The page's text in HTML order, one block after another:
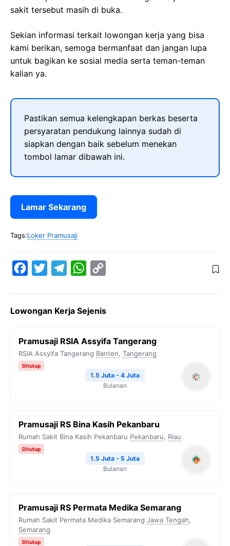
sakit tersebut masih di buka.
Sekian informasi terkait lowongan kerja yang bisa
kami berikan, semoga bermanfaat dan jangan lupa
untuk bagikan ke sosial media serta teman-teman
kalian ya.
Pastikan semua kelengkapan berkas beserta
persyaratan pendukung lainnya sudah di
siapkan dengan baik sebelum menekan
tombol lamar dibawah ini.
Lamar Sekarang
Tags:Loker Pramusaji
e
o
o
t
e
r
e
r
W
t
A
p
p
y
i
n
k
Lowongan Kerja Sejenis
Pramusaji RSIA Assyifa Tangerang
RSIA Assyifa Tangerang Banten, Tangerang
Ditutup
1.5 Juta - 4 Juta
Bulanan
Pramusaji RS Bina Kasih Pekanbaru
Rumah Sakit Bina Kasih Pekanbaru Pekanbaru, Riau
Ditutup
1.5 Juta - 5 Juta
Bulanan
Pramusaji RS Permata Medika Semarang
Rumah Sakit Permata Medika Semarang Jawa Tengah,
Semarang
Ditutup